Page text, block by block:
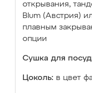
открывания,
Blum (Австрия)
плавным
опции
Сушка для
Цоколь: в цвет